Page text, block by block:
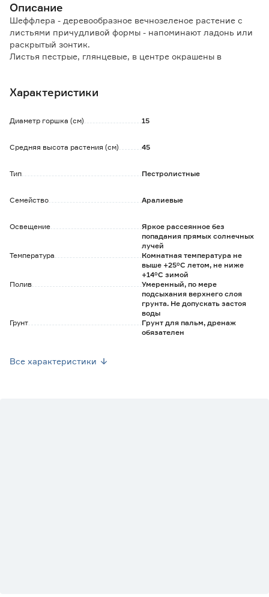
Описание
Шеффлера - деревообразное вечнозеленое растение с
листьями причудливой формы - напоминают ладонь или
раскрытый зонтик.
Листья пестрые, глянцевые, в центре окрашены в
Растение может достигать в высоту до 3 м, поэтому
Любит повышенную влажность, необходимо опрыскивать
попадать солнечные лучи.
Характеристики
Диаметр горшка (см) 15
Средняя высота растения (см) 45
Тип Пестролистные
Семейство Аралиевые
Освещение
Яркое рассеянное без
попадания прямых солнечных
лучей
Температура
Комнатная температура не
выше +25°С летом, не ниже
+14°С зимой
Полив
Умеренный, по мере
подсыхания верхнего слоя
грунта. Не допускать застоя
воды
Грунт
Грунт для пальм, дренаж
обязателен
Все характеристики